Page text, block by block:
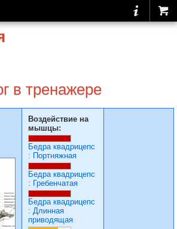
в тренажере
Воздействие на
мышцы:
Бедра квадрицепс
: Портняжная
Бедра квадрицепс
: Гребенчатая
Бедра квадрицепс
: Длинная
приводящая